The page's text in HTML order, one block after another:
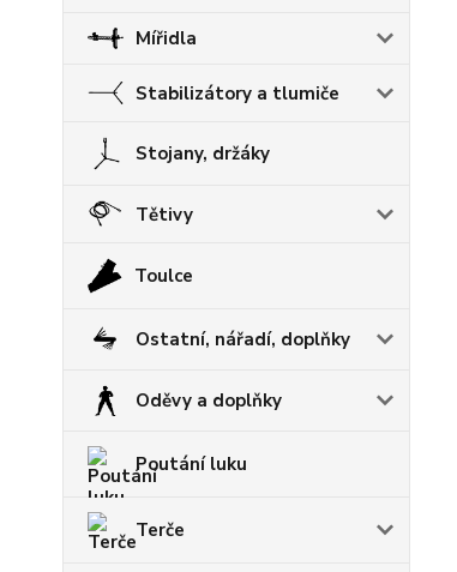
Mířidla
Stabilizátory a tlumiče
Stojany, držáky
Tětivy
Toulce
Ostatní, nářadí, doplňky
Oděvy a doplňky
Poutání luku
Terče